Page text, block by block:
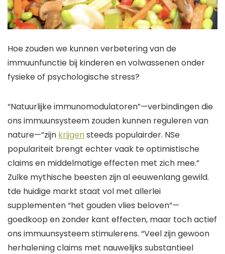
Hoe zouden we kunnenverbetering van de
immuunfunctie bij kinderen en volwassenen onder
fysieke of psychologische stress?
“Natuurlijke immunomodulatoren”—verbindingendie
ons immuunsysteem zouden kunnen regulerenvan
nature—”zijn krijgensteeds populairder. NSe
populariteit brengt echter vaak te optimistische
claims en middelmatige effecten met zich mee.”
Zulke mythische beesten zijn al eeuwenlang gewild.
tde huidige markt staat vol met allerlei
supplementen“het gouden vlies beloven”—
goedkoop en zonder kant effecten, maar toch actief
ons immuunsysteem stimulerens. “Veel zijngewoon
herhaleningclaims met nauwelijks substantieel